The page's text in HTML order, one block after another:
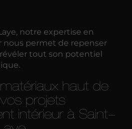
notre expertise en
permet de repenser
tout son potentiel
haut de
projets
intérieur à Saint-